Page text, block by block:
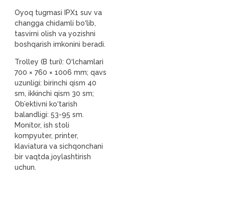
Oyoq tugmasi IPX1 suv va
changga chidamli bo‘lib,
tasvirni olish va yozishni
boshqarish imkonini beradi.
Trolley (B turi): O‘lchamlari
700 × 760 × 1006 mm; qavs
uzunligi: birinchi qism 40
sm, ikkinchi qism 30 sm;
Ob’ektivni ko‘tarish
balandligi: 53-95 sm.
Monitor, ish stoli
kompyuter, printer,
klaviatura va sichqonchani
bir vaqtda joylashtirish
uchun.